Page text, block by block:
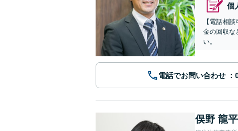
個
【電話相
金の回収な
い。
電話でお問い合わせ
俣野 龍平